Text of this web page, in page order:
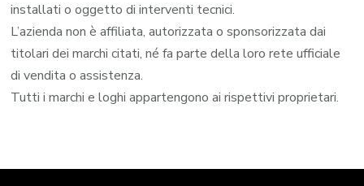
installati o oggetto di interventi tecnici.
L’azienda non è affiliata, autorizzata o sponsorizzata dai
titolari dei marchi citati, né fa parte della loro rete ufficiale
di vendita o assistenza.
Tutti i marchi e loghi appartengono ai rispettivi proprietari.